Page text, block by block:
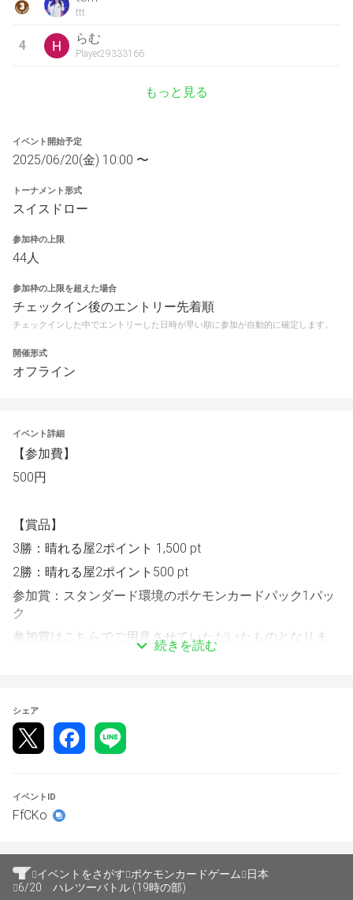
ttt
4 らむ
Player29333166
もっと見る
イベント開始予定
2025/06/20(金) 10:00 〜
トーナメント形式
スイスドロー
参加枠の上限
44人
参加枠の上限を超えた場合
チェックイン後のエントリー先着順
チェックインした中でエントリーした日時が早い順に参加が自動的に確定します。
開催形式
オフライン
イベント詳細
【参加費】
500円
【賞品】
3勝：晴れる屋2ポイント 1,500 pt
2勝：晴れる屋2ポイント500 pt
参加賞：スタンダード環境のポケモンカードパック1パッ
ク
参加賞はこちらでご用意させていただいたものとなりま
す。変更はできません。
チェックイン時間：18:00～
エントリー・チェックイン締め切り時間：19:00
全3回戦です。
こちらのページからエントリーしたい大会を選択しエント
リーをお願い致します。
続きを読む
シェア
イベントID
FfCKo
イベントをさがす ポケモンカードゲーム
日本
6/20 ハレツーバトル (19時の部)